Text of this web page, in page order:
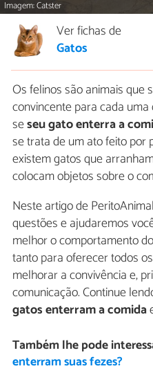
Imagem: Catster
Ver fichas de
Gatos
Os felinos são animais que
convincente para cada
seseu gato enterra a
se trata de um ato feito por
existem gatos que
colocam objetos sobre o
Neste artigo de
questões e ajudaremos
melhor o comportamento
tanto para oferecer todos
melhorar a convivência e,
comunicação. Continue
gatos enterram a comida
Também lhe pode
enterram suas fezes?